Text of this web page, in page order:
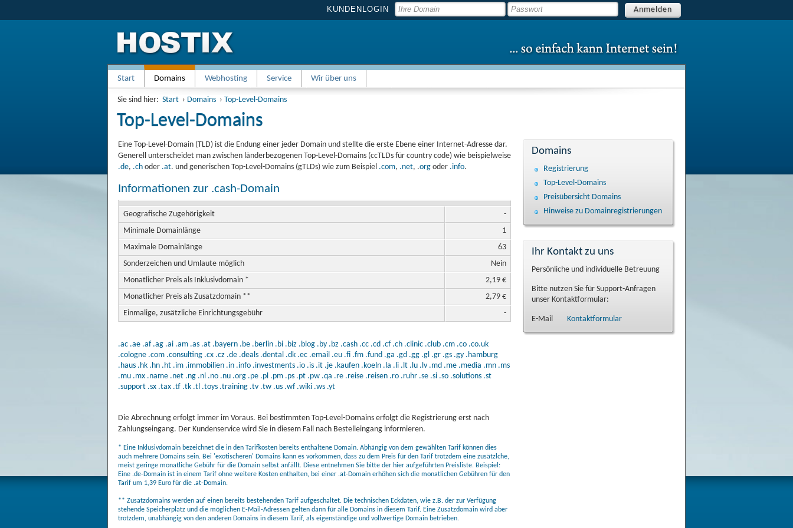
KUNDENLOGIN Anmelden
Start Domains Webhosting Service Wir über uns
Sie sind hier: Start › Domains › Top-Level-Domains
Top-Level-Domains
Eine Top-Level-Domain (TLD) ist die Endung einer jeder Domain und stellte die erste Ebene einer Internet-Adresse dar.
Generell unterscheidet man zwischen länderbezogenen Top-Level-Domains (ccTLDs für country code) wie beispielweise
.de, .ch oder .at. und generischen Top-Level-Domains (gTLDs) wie zum Beispiel .com, .net, .org oder .info.
Informationen zur .cash-Domain
Geografische Zugehörigkeit
-
Minimale Domainlänge
1
Maximale Domainlänge
63
Sonderzeichen und Umlaute möglich
Nein
Monatlicher Preis als Inklusivdomain *
2,19 €
Monatlicher Preis als Zusatzdomain **
2,79 €
Einmalige, zusätzliche Einrichtungsgebühr
-
.ac .ae .af .ag .ai .am .as .at .bayern .be .berlin .bi .biz .blog .by .bz .cash .cc .cd .cf .ch .clinic .club .cm .co .co.uk
.cologne .com .consulting .cx .cz .de .deals .dental .dk .ec .email .eu .fi .fm .fund .ga .gd .gg .gl .gr .gs .gy .hamburg
.haus .hk .hn .ht .im .immobilien .in .info .investments .io .is .it .je .kaufen .koeln .la .li .lt .lu .lv .md .me .media .mn .ms
.mu .mx .name .net .ng .nl .no .nu .org .pe .pl .pm .ps .pt .pw .qa .re .reise .reisen .ro .ruhr .se .si .so .solutions .st
.support .sx .tax .tf .tk .tl .toys .training .tv .tw .us .wf .wiki .ws .yt
Die Abrechnung erfolgt immer im Voraus. Bei bestimmten Top-Level-Domains erfolgt die Registrierung erst nach
Zahlungseingang. Der Kundenservice wird Sie in diesem Fall nach Bestelleingang informieren.
* Eine Inklusivdomain bezeichnet die in den Tarifkosten bereits enthaltene Domain. Abhängig von dem gewählten Tarif können dies
auch mehrere Domains sein. Bei 'exotischeren' Domains kann es vorkommen, dass zu dem Preis für den Tarif trotzdem eine zusätzlche,
meist geringe monatliche Gebühr für die Domain selbst anfällt. Diese entnehmen Sie bitte der hier aufgeführten Preisliste. Beispiel:
Eine .de-Domain ist in einem Tarif ohne weitere Kosten enthalten, bei einer .at-Domain erhöhen sich die monatlichen Gebühren für den
Tarif um 1,39 Euro für die .at-Domain.
** Zusatzdomains werden auf einen bereits bestehenden Tarif aufgeschaltet. Die technischen Eckdaten, wie z.B. der zur Verfügung
stehende Speicherplatz und die möglichen E-Mail-Adressen gelten dann für alle Domains in diesem Tarif. Eine Zusatzdomain wird aber
trotzdem, unabhängig von den anderen Domains in diesem Tarif, als eigenständige und vollwertige Domain betrieben.
Domains
Registrierung
Top-Level-Domains
Preisübersicht Domains
Hinweise zu Domain­registrierungen
Ihr Kontakt zu uns
Persönliche und individuelle Betreuung
Bitte nutzen Sie für Support-Anfragen
unser Kontaktformular:
E-Mail Kontaktformular